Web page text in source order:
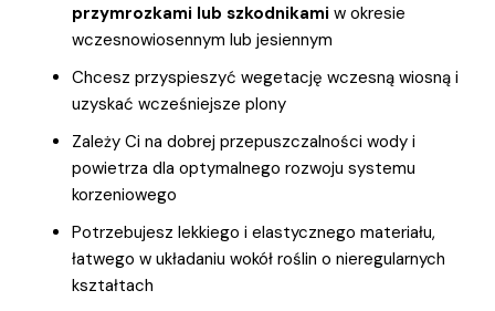
przymrozkami lub szkodnikami w okresie
wczesnowiosennym lub jesiennym
Chcesz przyspieszyć wegetację wczesną wiosną i
uzyskać wcześniejsze plony
Zależy Ci na dobrej przepuszczalności wody i
powietrza dla optymalnego rozwoju systemu
korzeniowego
Potrzebujesz lekkiego i elastycznego materiału,
łatwego w układaniu wokół roślin o nieregularnych
kształtach